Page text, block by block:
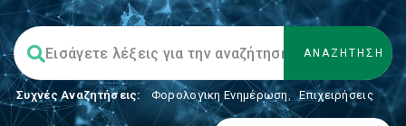
Συχνές Αναζητήσεις: Φορολογικη Ενημέρωση, Επιχειρήσεις